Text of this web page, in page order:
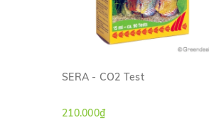
SERA - CO2 Test
210.000₫